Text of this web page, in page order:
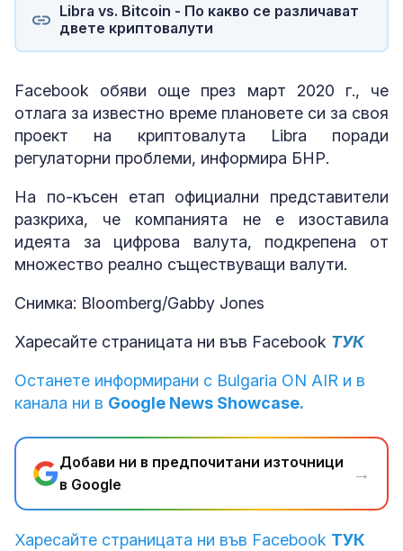
Libra vs. Bitcoin - По какво се различават
двете криптовалути
Facebook обяви още през март 2020 г., че
отлага за известно време плановете си за своя
проект на криптовалута Libra поради
регулаторни проблеми, информира БНР.
На по-късен етап официални представители
разкриха, че компанията не е изоставила
идеята за цифрова валута, подкрепена от
множество реално съществуващи валути.
Снимка: Bloomberg/Gabby Jones
Харесайте страницата ни във Facebook ТУК
Останете информирани с Bulgaria ON AIR и в
канала ни в Google News Showcase.
Добави ни в предпочитани източници
в Google
→
Харесайте страницата ни във Facebook ТУК